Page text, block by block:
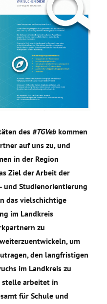
des#TGVeb kommen
auf uns zu, und
in der Region
Ziel der Arbeit der
und Studienorientierung
das vielschichtige
im Landkreis
zu
um
den langfristigen
im Landkreis zu
stelle arbeitet in
für Schule und